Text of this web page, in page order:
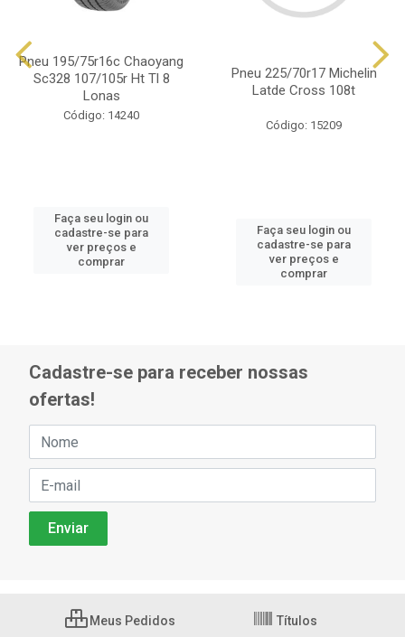
Pneu 195/75r16c Chaoyang
Sc328 107/105r Ht Tl 8
Lonas
Código: 14240
Faça seu login ou
cadastre-se para
ver preços e
comprar
Pneu 225/70r17 Michelin
Latde Cross 108t
Código: 15209
Faça seu login ou
cadastre-se para
ver preços e
comprar
Cadastre-se para receber nossas
ofertas!
Meus Pedidos Títulos